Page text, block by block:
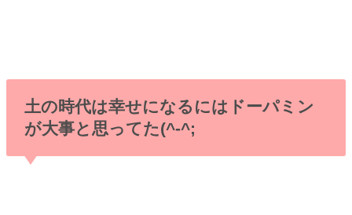
土の時代は幸せになるにはドーパミン
が大事と思ってた(^-^;